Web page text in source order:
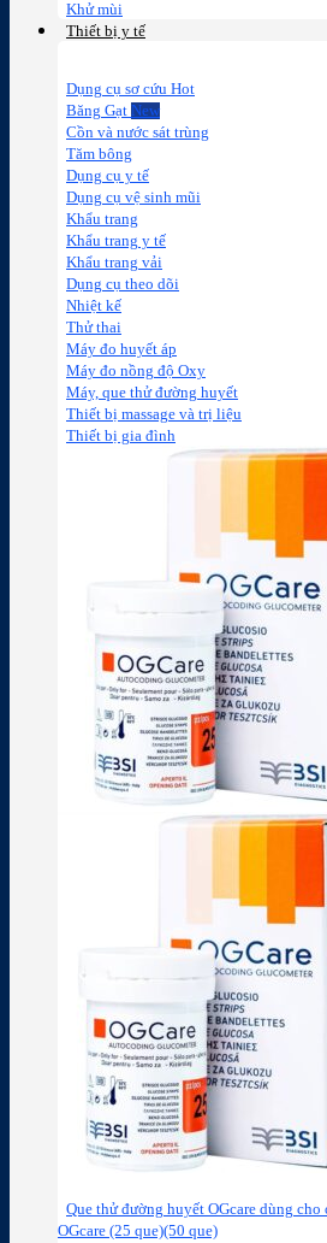
Khử mùi
Thiết bị y tế
Dụng cụ sơ cứu
Băng Gạt
Cồn và nước sát trùng
Tăm bông
Dụng cụ y tế
Dụng cụ vệ sinh mũi
Khẩu trang
Khẩu trang y tế
Khẩu trang vải
Dụng cụ theo dõi
Nhiệt kế
Thử thai
Máy đo huyết áp
Máy đo nồng độ Oxy
Máy, que thử đường huyết
Thiết bị massage và trị liệu
Thiết bị gia đình
Que thử đường huyết OGcare dùng
OGcare (25 que)(50 que)